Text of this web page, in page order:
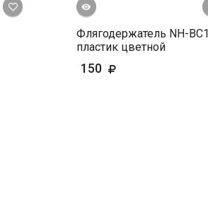
+ К сравнению
В избранное
просмотр
Флягодержатель NH-
пластик цветной
150